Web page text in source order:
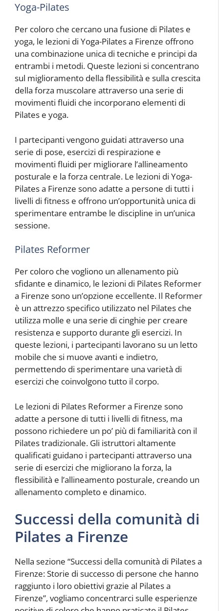
Yoga-Pilates
Per coloro che cercano una fusione di Pilates e
yoga, le lezioni di Yoga-Pilates a Firenze offrono
una combinazione unica di tecniche e principi da
entrambi i metodi. Queste lezioni si concentrano
sul miglioramento della flessibilità e sulla crescita
della forza muscolare attraverso una serie di
movimenti fluidi che incorporano elementi di
Pilates e yoga.
I partecipanti vengono guidati attraverso una
serie di pose, esercizi di respirazione e
movimenti fluidi per migliorare l’allineamento
posturale e la forza centrale. Le lezioni di Yoga-
Pilates a Firenze sono adatte a persone di tutti i
livelli di fitness e offrono un’opportunità unica di
sperimentare entrambe le discipline in un’unica
sessione.
Pilates Reformer
Per coloro che vogliono un allenamento più
sfidante e dinamico, le lezioni di Pilates Reformer
a Firenze sono un’opzione eccellente. Il Reformer
è un attrezzo specifico utilizzato nel Pilates che
utilizza molle e una serie di cinghie per creare
resistenza e supporto durante gli esercizi. In
queste lezioni, i partecipanti lavorano su un letto
mobile che si muove avanti e indietro,
permettendo di sperimentare una varietà di
esercizi che coinvolgono tutto il corpo.
Le lezioni di Pilates Reformer a Firenze sono
adatte a persone di tutti i livelli di fitness, ma
possono richiedere un po’ più di familiarità con il
Pilates tradizionale. Gli istruttori altamente
qualificati guidano i partecipanti attraverso una
serie di esercizi che migliorano la forza, la
flessibilità e l’allineamento posturale, creando un
allenamento completo e dinamico.
Successi della comunità di
Pilates a Firenze
Nella sezione “Successi della comunità di Pilates a
Firenze: Storie di successo di persone che hanno
raggiunto i loro obiettivi grazie al Pilates a
Firenze”, vogliamo concentrarci sulle esperienze